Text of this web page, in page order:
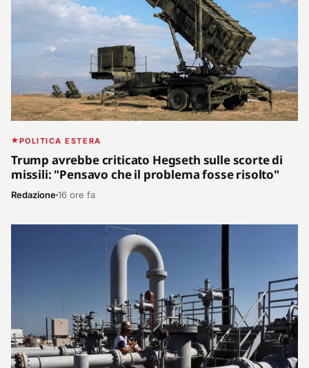
POLITICA ESTERA
Trump avrebbe criticato Hegseth sulle scorte di
missili: "Pensavo che il problema fosse risolto"
Redazione16 ore fa